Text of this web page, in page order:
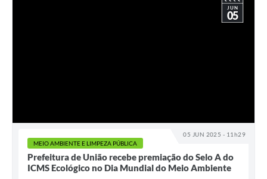
05 JUN 2025 - 11h29
JUN
05
MEIO AMBIENTE E LIMPEZA PÚBLICA
Prefeitura de União recebe premiação do Selo A do
ICMS Ecológico no Dia Mundial do Meio Ambiente